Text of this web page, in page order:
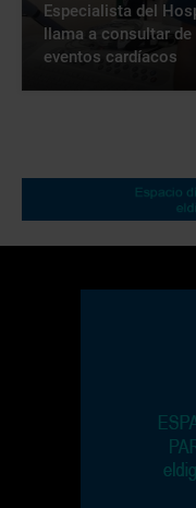
Especialista del
llama a consultar
eventos cardíacos